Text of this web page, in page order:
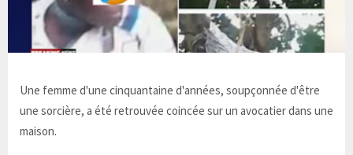
Une femme d'une cinquantaine d'années, soupçonnée d'être
une sorcière, a été retrouvée coincée sur un avocatier dans une
maison.